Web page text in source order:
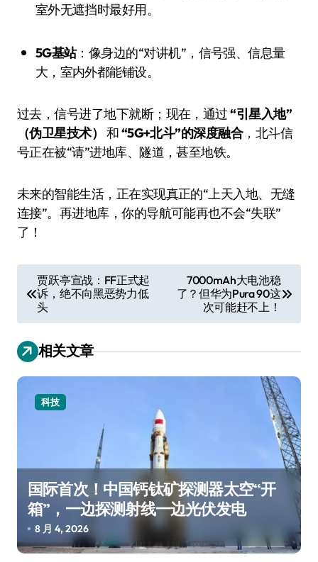
室外无遮挡时最好用。
5G基站：像身边的“对讲机”，信号强、信息量
大，室内外都能铺设。
过去，信号进了地下就断；现在，通过“引星入地”
（伪卫星技术）
和“5G+北斗”的深度融合，北斗信
号正在被“请”进地库、隧道，甚至地铁。
未来的智能生活，正在实现真正的“上天入地、无缝
连接”。再进地库，你的导航可能再也不会“失联”
了！
章
导
航
贾跃亭宣战：FF正式起
诉，绝不向黑恶势力低
头
7000mAh大电池稳
了？但华为Pura 90这
次可能赶不上！
相关文章
科技
国际首次！中国钙钛矿探测器太空“开
箱”，一边探测射线一边光伏发电
8 月 4, 2026